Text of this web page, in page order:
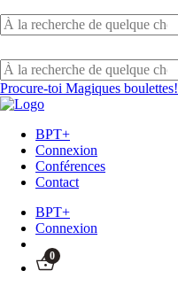
Procure-toi Magiques boulettes!
BPT+
Connexion
Conférences
Contact
BPT+
Connexion
0